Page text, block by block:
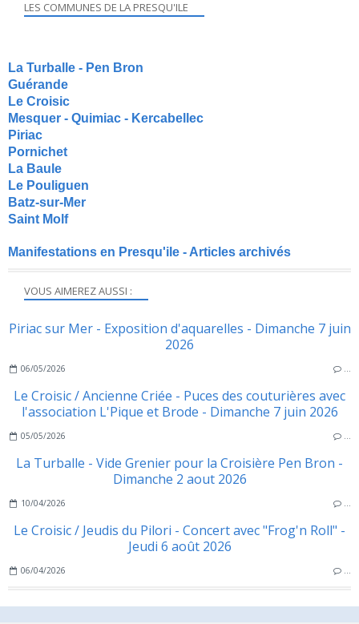
VOUS AIMEREZ AUSSI :
Piriac sur Mer - Exposition d'aquarelles - Dimanche 7 juin
2026
06/05/2026 …
Le Croisic / Ancienne Criée - Puces des couturières avec
l'association L'Pique et Brode - Dimanche 7 juin 2026
05/05/2026 …
La Turballe - Vide Grenier pour la Croisière Pen Bron -
Dimanche 2 aout 2026
10/04/2026 …
Le Croisic / Jeudis du Pilori - Concert avec "Frog'n Roll" -
Jeudi 6 août 2026
06/04/2026 …
LES COMMUNES DE LA PRESQU'ILE
La Turballe - Pen Bron
Guérande
Le Croisic
Mesquer - Quimiac - Kercabellec
Piriac
Pornichet
La Baule
Le Pouliguen
Batz-sur-Mer
Saint Molf
Manifestations en Presqu'ile - Articles archivés